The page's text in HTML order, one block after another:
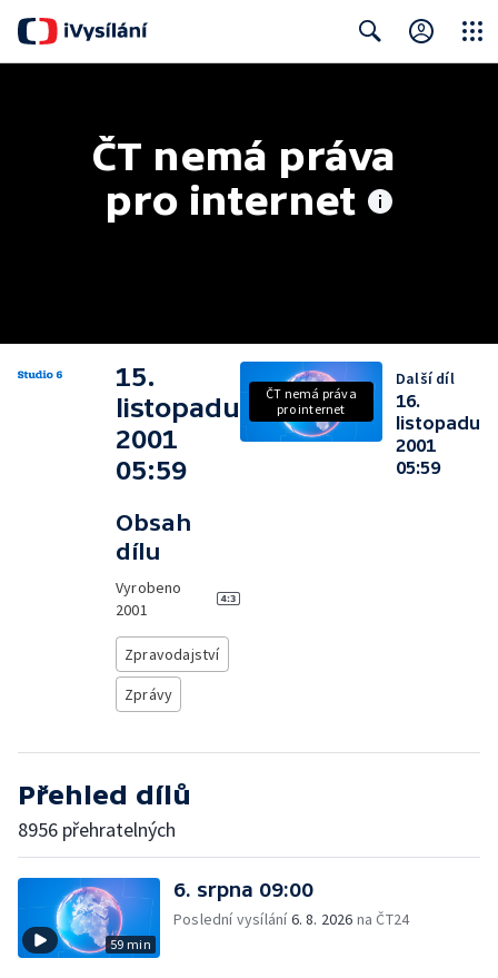
ČT nemá práva
pro internet
15.
listopadu
2001
05:59
Obsah
dílu
Vyrobeno
2001
Zpravodajství
Zprávy
ČT nemá práva
pro internet
Další díl
16.
listopadu
2001
05:59
Přehled dílů
8956 přehratelných
59 min
6. srpna 09:00
Poslední vysílání6. 8. 2026 na ČT24